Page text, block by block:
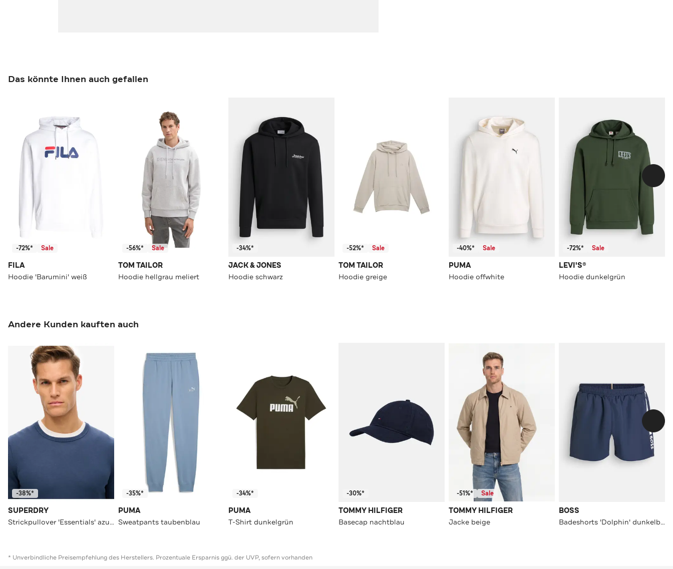
Das könnte Ihnen auch gefallen
-72%* Sale
FILA
Hoodie 'Barumini' weiß
-56%* Sale
TOM TAILOR
Hoodie hellgrau meliert
-34%*
JACK & JONES
Hoodie schwarz
-52%* Sale
TOM TAILOR
Hoodie greige
-40%* Sale
PUMA
Hoodie offwhite
-72%* Sale
LEVI'S®
Hoodie dunkelgrün
Andere Kunden kauften auch
-38%*
SUPERDRY
Strickpullover 'Essentials' azurblau
-35%*
PUMA
Sweatpants taubenblau
-34%*
PUMA
T-Shirt dunkelgrün
-30%*
TOMMY HILFIGER
Basecap nachtblau
-51%* Sale
TOMMY HILFIGER
Jacke beige
BOSS
Badeshorts 'Dolphin' dunkelblau
* Unverbindliche Preisempfehlung des Herstellers. Prozentuale Ersparnis ggü. der UVP, sofern vorhanden